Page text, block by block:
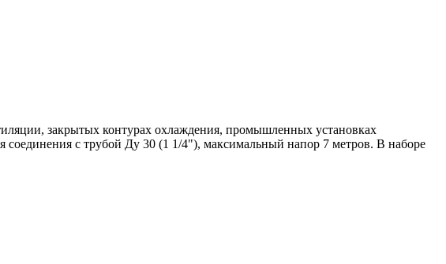
закрытых контурах охлаждения, промышленных установках
с трубой Ду 30 (1 1/4"), максимальный напор 7 метров. В наборе